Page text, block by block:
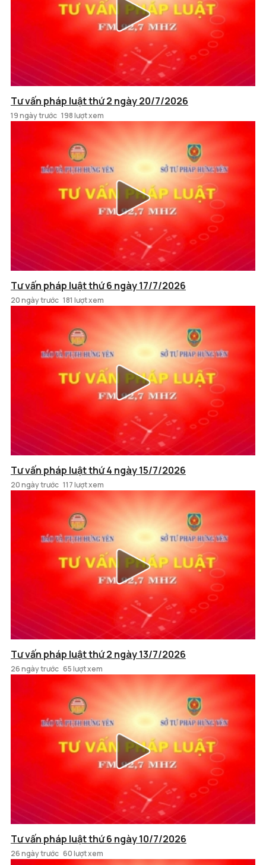
Tư vấn pháp luật thứ 2 ngày 20/7/2026
19 ngày trước 198 lượt xem
Tư vấn pháp luật thứ 6 ngày 17/7/2026
20 ngày trước 181 lượt xem
Tư vấn pháp luật thứ 4 ngày 15/7/2026
20 ngày trước 117 lượt xem
Tư vấn pháp luật thứ 2 ngày 13/7/2026
26 ngày trước 65 lượt xem
Tư vấn pháp luật thứ 6 ngày 10/7/2026
26 ngày trước 60 lượt xem